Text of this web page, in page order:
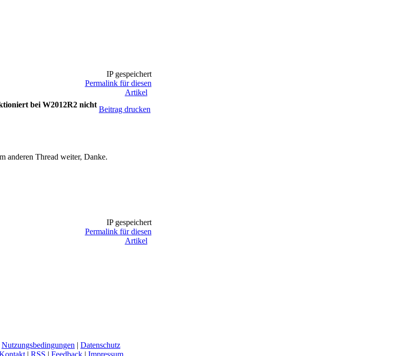
IP gespeichert
Permalink für diesen
Artikel
bei W2012R2 nicht
Beitrag drucken
anderen Thread weiter, Danke.
IP gespeichert
Permalink für diesen
Artikel
Nutzungsbedingungen | Datenschutz
| RSS | Feedback| Impressum